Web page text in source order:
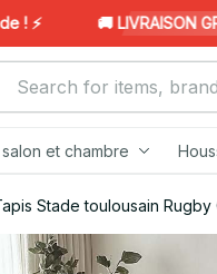
🚚 LIVRAISON
et chambre
Stade toulousain Rugby